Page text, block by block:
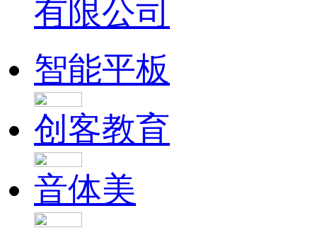
智能平板
创客教育
音体美